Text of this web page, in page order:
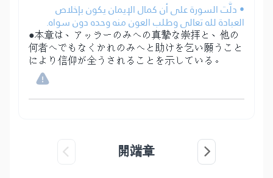
• دلَّت السورة على أن كمال الإيمان يكون بإخلاص
العبادة لله تعالى وطلب العون منه وحده دون سواه.
●本章は、アッラーのみへの真摯な崇拝と、他の
何者へでもなくかれのみへと助けを乞い願うこと
により信仰が全うされることを示している。
開端章